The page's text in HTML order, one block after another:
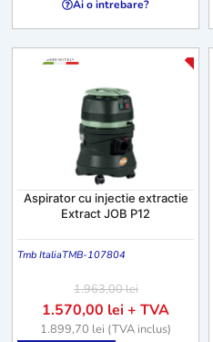
Ai o intrebare?
-20%
Aspirator cu injectie extractie
Extract JOB P12
Tmb ItaliaTMB-107804
1.963,00lei
1.570,00 lei+ TVA
1.899,70 lei (TVA inclus)